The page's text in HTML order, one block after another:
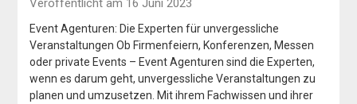
Veröffentlicht am 16 Juni 2023
Event Agenturen: Die Experten für unvergessliche
Veranstaltungen Ob Firmenfeiern, Konferenzen, Messen
oder private Events – Event Agenturen sind die Experten,
wenn es darum geht, unvergessliche Veranstaltungen zu
planen und umzusetzen. Mit ihrem Fachwissen und ihrer